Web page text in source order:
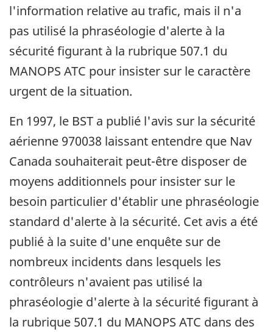
l'information relative au trafic, mais il n'a
pas utilisé la phraséologie d'alerte à la
sécurité figurant à la rubrique 507.1 du
MANOPS ATC pour insister sur le caractère
urgent de la situation.
En 1997, le BST a publié l'avis sur la sécurité
aérienne 970038 laissant entendre que Nav
Canada souhaiterait peut-être disposer de
moyens additionnels pour insister sur le
besoin particulier d'établir une phraséologie
standard d'alerte à la sécurité. Cet avis a été
publié à la suite d'une enquête sur de
nombreux incidents dans lesquels les
contrôleurs n'avaient pas utilisé la
phraséologie d'alerte à la sécurité figurant à
la rubrique 507.1 du MANOPS ATC dans des